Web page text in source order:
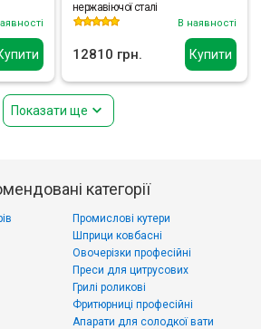
Купити
нержавіючої сталі
В наявності
12810 грн.
Показати ще
категорії
Промислові кутери
Шприци ковбасні
Овочерізки професійні
Преси для цитрусових
Грилі роликові
Фритюрниці професійні
Апарати для солодкої вати